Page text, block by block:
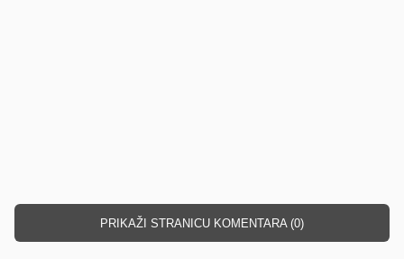
PRIKAŽI STRANICU KOMENTARA (0)